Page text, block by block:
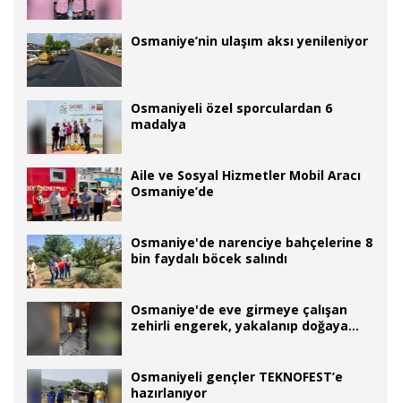
Osmaniye’nin ulaşım aksı yenileniyor
Osmaniyeli özel sporculardan 6
madalya
Aile ve Sosyal Hizmetler Mobil Aracı
Osmaniye’de
Osmaniye'de narenciye bahçelerine 8
bin faydalı böcek salındı
Osmaniye'de eve girmeye çalışan
zehirli engerek, yakalanıp doğaya
Osmaniyeli gençler TEKNOFEST’e
hazırlanıyor